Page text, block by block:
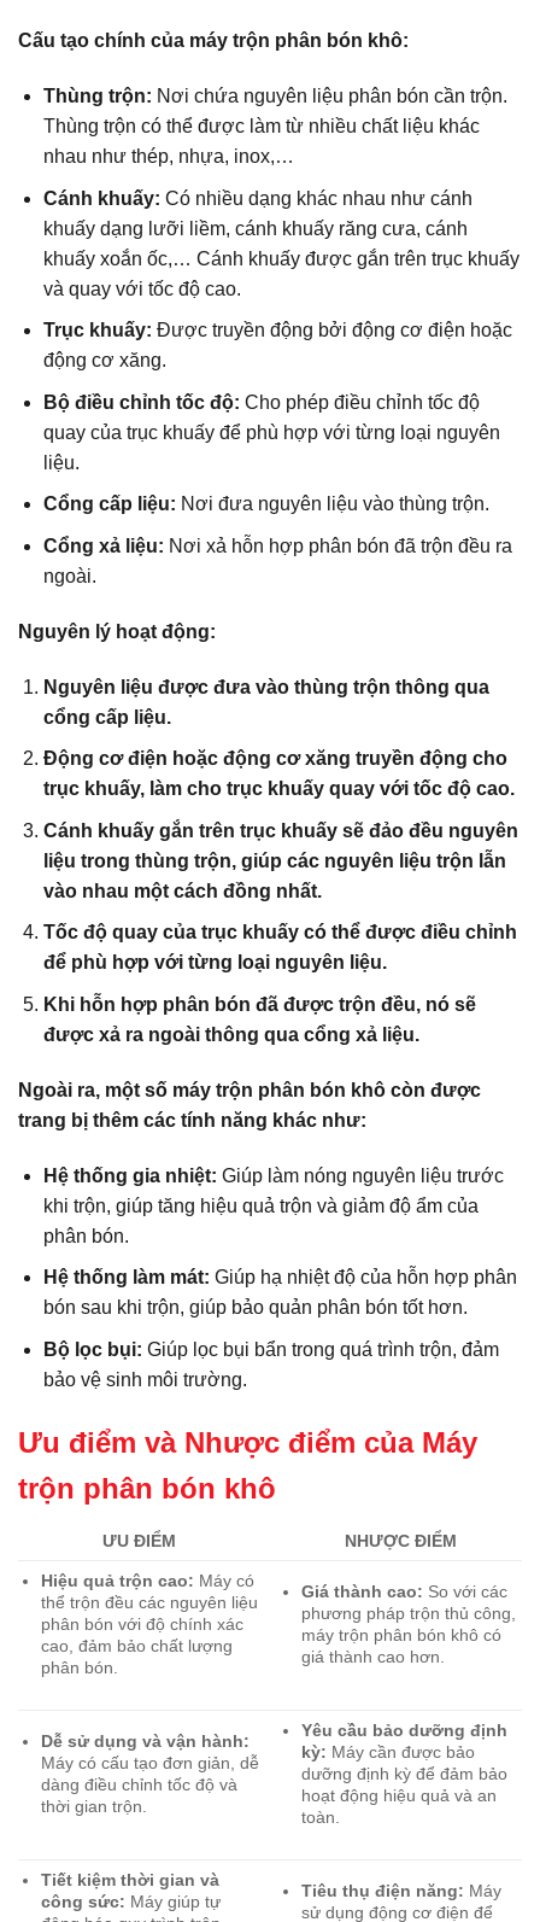
Cấu tạo chính của máy trộn phân bón khô:
Thùng trộn: Nơi chứa nguyên liệu phân bón cần trộn.
Thùng trộn có thể được làm từ nhiều chất liệu khác
nhau như thép, nhựa, inox,…
Cánh khuấy: Có nhiều dạng khác nhau như cánh
khuấy dạng lưỡi liềm, cánh khuấy răng cưa, cánh
khuấy xoắn ốc,… Cánh khuấy được gắn trên trục khuấy
và quay với tốc độ cao.
Trục khuấy: Được truyền động bởi động cơ điện hoặc
động cơ xăng.
Bộ điều chỉnh tốc độ: Cho phép điều chỉnh tốc độ
quay của trục khuấy để phù hợp với từng loại nguyên
liệu.
Cổng cấp liệu: Nơi đưa nguyên liệu vào thùng trộn.
Cổng xả liệu: Nơi xả hỗn hợp phân bón đã trộn đều ra
ngoài.
Nguyên lý hoạt động:
Nguyên liệu được đưa vào thùng trộn thông qua
cổng cấp liệu.
Động cơ điện hoặc động cơ xăng truyền động cho
trục khuấy, làm cho trục khuấy quay với tốc độ cao.
Cánh khuấy gắn trên trục khuấy sẽ đảo đều nguyên
liệu trong thùng trộn, giúp các nguyên liệu trộn lẫn
vào nhau một cách đồng nhất.
Tốc độ quay của trục khuấy có thể được điều chỉnh
để phù hợp với từng loại nguyên liệu.
Khi hỗn hợp phân bón đã được trộn đều, nó sẽ
được xả ra ngoài thông qua cổng xả liệu.
Ngoài ra, một số máy trộn phân bón khô còn được
trang bị thêm các tính năng khác như:
Hệ thống gia nhiệt: Giúp làm nóng nguyên liệu trước
khi trộn, giúp tăng hiệu quả trộn và giảm độ ẩm của
phân bón.
Hệ thống làm mát: Giúp hạ nhiệt độ của hỗn hợp phân
bón sau khi trộn, giúp bảo quản phân bón tốt hơn.
Bộ lọc bụi: Giúp lọc bụi bẩn trong quá trình trộn, đảm
bảo vệ sinh môi trường.
Ưu điểm và Nhược điểm của Máy
trộn phân bón khô
ƯU ĐIỂM NHƯỢC ĐIỂM
Hiệu quả trộn cao: Máy có
thể trộn đều các nguyên liệu
phân bón với độ chính xác
cao, đảm bảo chất lượng
phân bón.
Giá thành cao: So với các
phương pháp trộn thủ công,
máy trộn phân bón khô có
giá thành cao hơn.
Dễ sử dụng và vận hành:
Máy có cấu tạo đơn giản, dễ
dàng điều chỉnh tốc độ và
thời gian trộn.
Yêu cầu bảo dưỡng định
kỳ: Máy cần được bảo
dưỡng định kỳ để đảm bảo
hoạt động hiệu quả và an
toàn.
Tiết kiệm thời gian và
công sức: Máy giúp tự
Tiêu thụ điện năng: Máy
sử dụng động cơ điện để